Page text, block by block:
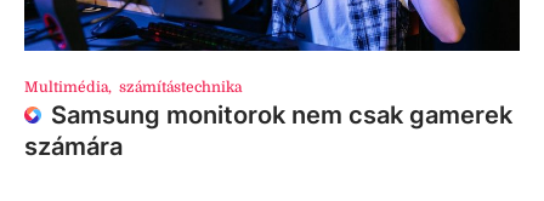
Multimédia, számítástechnika
Samsung monitorok nem csak gamerek
számára